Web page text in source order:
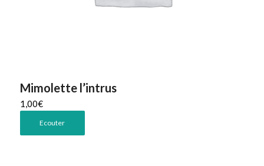
Mimolette l’intrus
1,00€
Ecouter